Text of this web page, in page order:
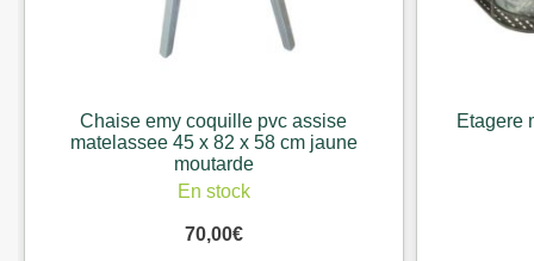
Chaise emy coquille pvc assise
matelassee 45 x 82 x 58 cm jaune
moutarde
En stock
70,00€
Etagere